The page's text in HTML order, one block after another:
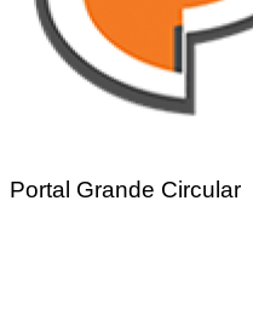
Portal Grande Circular